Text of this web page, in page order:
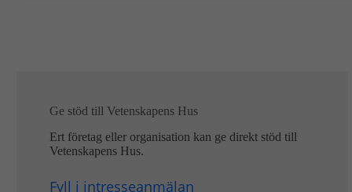
Ge stöd till Vetenskapens Hus
Ert företag eller organisation kan ge direkt stöd till
Vetenskapens Hus.
Fyll i intresseanmälan